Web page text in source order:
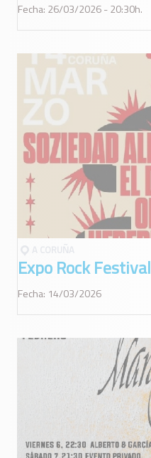
Fecha: 26/03/2026 - 20:30h.
Expo Rock Festival
Fecha: 14/03/2026